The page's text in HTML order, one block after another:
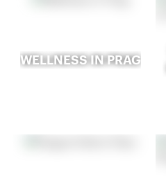
WELLNESS IN PRAG